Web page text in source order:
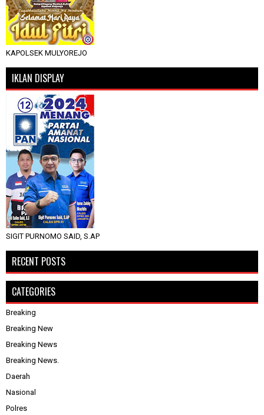
KAPOLSEK MULYOREJO
IKLAN DISPLAY
SIGIT PURNOMO SAID, S.AP
RECENT POSTS
CATEGORIES
Breaking
Breaking New
Breaking News
Breaking News.
Daerah
Nasional
Polres